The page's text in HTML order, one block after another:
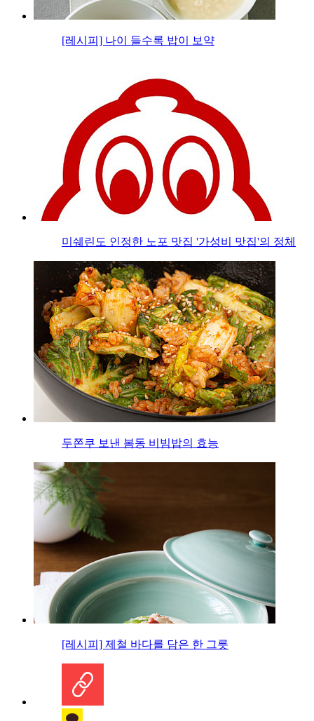
[레시피] 나이 들수록 밥이 보약
미쉐린도 인정한 노포 맛집 '가성비 맛집'의 정체
두쫀쿠 보낸 봄동 비빔밥의 효능
[레시피] 제철 바다를 담은 한 그릇